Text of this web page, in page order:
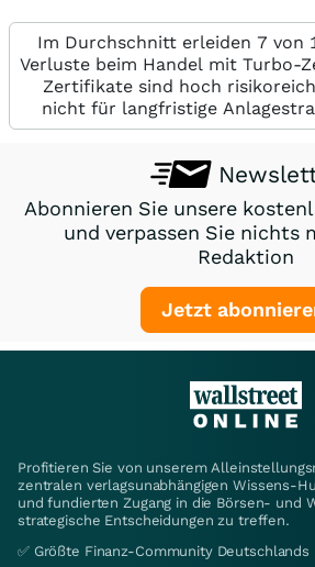
Im Durchschnitt erleiden 7 von
Verluste beim Handel mit Turbo-
Zertifikate sind hoch
nicht für langfristige
Abonnieren Sie unsere
und verpassen Sie nichts
Redaktion
Jetzt
Profitieren Sie von unserem
zentralen verlagsunabhängigen Wissens-
und fundierten Zugang in die Börsen- und
strategische Entscheidungen zu treffen.
✅ Größte Finanz-Community Deutschlands